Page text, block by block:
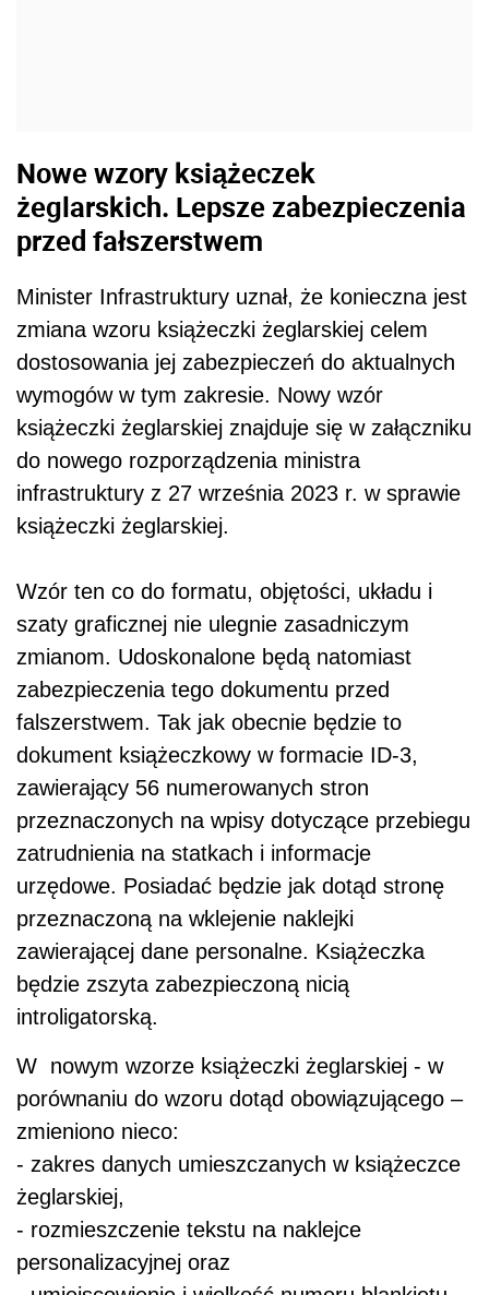
Nowe wzory książeczek
żeglarskich. Lepsze zabezpieczenia
przed fałszerstwem
Minister Infrastruktury uznał, że konieczna jest
zmiana wzoru książeczki żeglarskiej celem
dostosowania jej zabezpieczeń do aktualnych
wymogów w tym zakresie. Nowy wzór
książeczki żeglarskiej znajduje się w załączniku
do nowego rozporządzenia ministra
infrastruktury z 27 września 2023 r. w sprawie
książeczki żeglarskiej.
Wzór ten co do formatu, objętości, układu i
szaty graficznej nie ulegnie zasadniczym
zmianom. Udoskonalone będą natomiast
zabezpieczenia tego dokumentu przed
falszerstwem. Tak jak obecnie będzie to
dokument książeczkowy w formacie ID-3,
zawierający 56 numerowanych stron
przeznaczonych na wpisy dotyczące przebiegu
zatrudnienia na statkach i informacje
urzędowe. Posiadać będzie jak dotąd stronę
przeznaczoną na wklejenie naklejki
zawierającej dane personalne. Książeczka
będzie zszyta zabezpieczoną nicią
introligatorską.
W nowym wzorze książeczki żeglarskiej - w
porównaniu do wzoru dotąd obowiązującego –
zmieniono nieco:
- zakres danych umieszczanych w książeczce
żeglarskiej,
- rozmieszczenie tekstu na naklejce
personalizacyjnej oraz